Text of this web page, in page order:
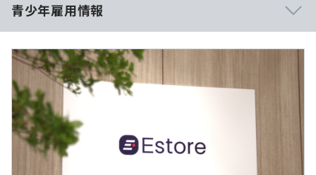
・社内勉強会の開催
・コードレビューの実施
・研修（内定者／入社時／階層別）
・ブラシス制度
・資格取得支援制度
・教育訓練制度
入社後、お好きなマシンを支給いたします（規定あり）
■月給：300,000円
内訳：基本給228,080円＋固定残業代71,920円（40時間
分）
※固定残業代は残業がない場合も支給し、超過する場合
は別途支給
※月の平均残業時間は全社で約14時間／月です
■賞与：評価・業績に応じて支給
青少年雇用情報
過去３年間の新卒採用者数・離職者数
前年度 採用者数13人 離職者数0人
2年度前 採用者数8人 離職者数0人
3年度前 採用者数5人 離職者数0人
過去３年間の新卒採用者数の男女別人数